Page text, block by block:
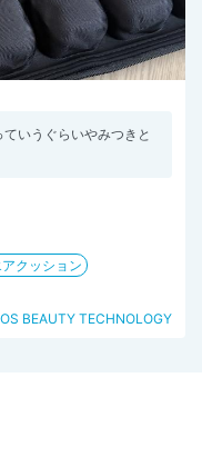
いうぐらいやみつきと
クッション
BEAUTY TECHNOLOGY